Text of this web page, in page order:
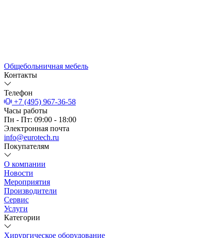
Общебольничная мебель
Контакты
Телефон
+7 (495) 967-36-58
Часы работы
Пн - Пт: 09:00 - 18:00
Электронная почта
info@eurotech.ru
Покупателям
О компании
Новости
Мероприятия
Производители
Сервис
Услуги
Категории
Хирургическое оборудование